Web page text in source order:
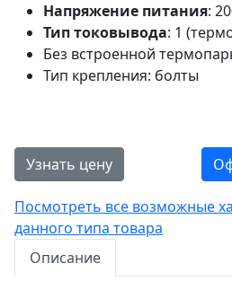
Напряжение питания:
Тип токовывода: 1
Без встроенной
Тип крепления: болты
Узнать цену
Посмотреть все возможные
данного типа товара
Описание